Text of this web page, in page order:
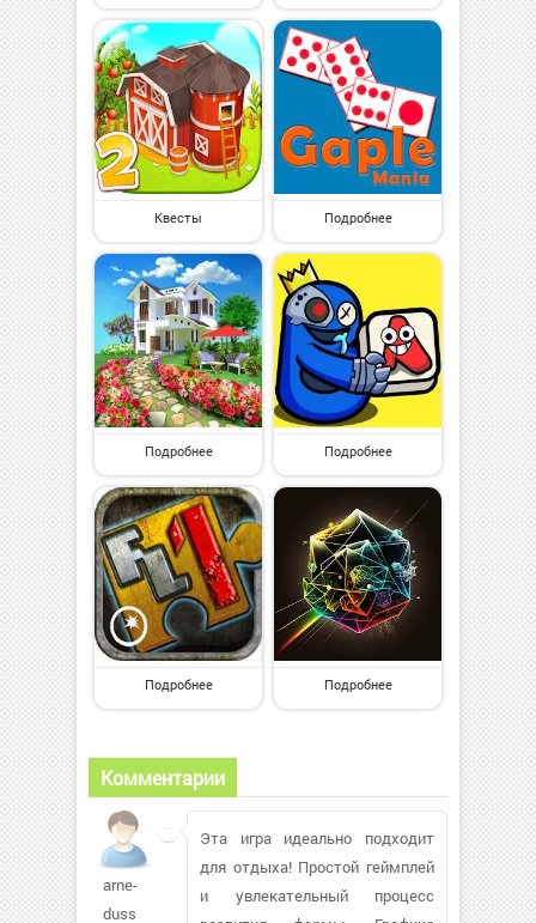
Квесты Подробнее
Подробнее Подробнее
Подробнее Подробнее
Комментарии
arne-
duss
Эта игра идеально подходит
для отдыха! Простой геймплей
и увлекательный процесс